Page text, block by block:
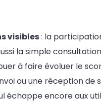
visibles: la
la simple
à faire évoluer le
ou une réception de
échappe encore aux